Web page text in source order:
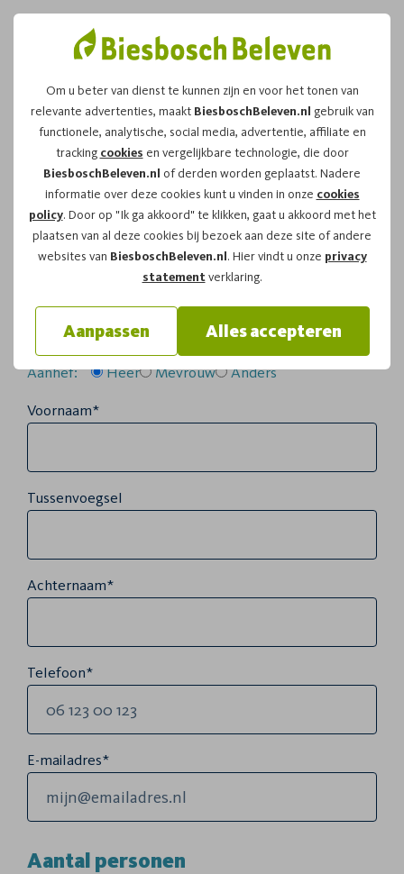
Om u beter van dienst te kunnen zijn en voor het tonen van
relevante advertenties, maakt BiesboschBeleven.nl gebruik van
functionele, analytische, social media, advertentie, affiliate en
tracking cookies en vergelijkbare technologie, die door
BiesboschBeleven.nl of derden worden geplaatst. Nadere
informatie over deze cookies kunt u vinden in onze cookies
policy. Door op "Ik ga akkoord" te klikken, gaat u akkoord met het
plaatsen van al deze cookies bij bezoek aan deze site of andere
websites van BiesboschBeleven.nl. Hier vindt u onze privacy
statementverklaring.
Aanpassen Alles accepteren
Leuk dat u kiest voor dit
arrangement!
Om te reserveren voor de Bevertochtvaartocht op
zaterdag 06-09-2025om19:00 vragen wij u
onderstaand formulier in te vullen.
Uw gegevens:
Aanhef: Heer Mevrouw Anders
Voornaam*
Tussenvoegsel
Achternaam*
Telefoon*
E-mailadres*
Aantal personen